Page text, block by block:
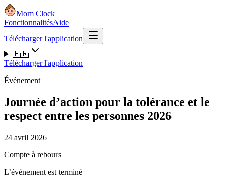
Mom Clock
FonctionnalitésAide
Télécharger l'application
🇫🇷
Télécharger l'application
Événement
Journée d’action pour la tolérance et le
respect entre les personnes 2026
24 avril 2026
Compte à rebours
L’événement est terminé